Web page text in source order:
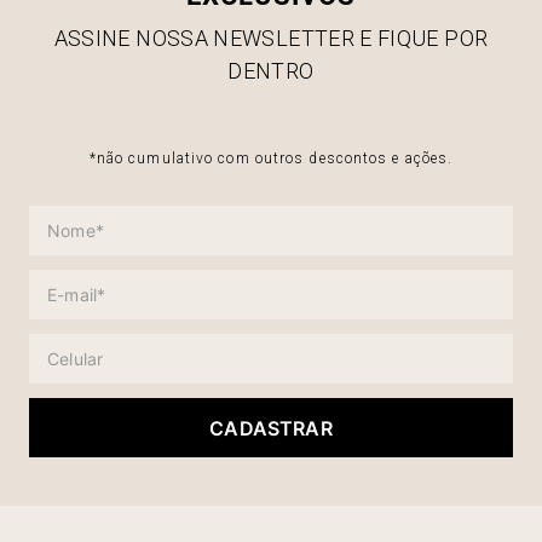
ASSINE NOSSA NEWSLETTER E FIQUE POR
DENTRO
*não cumulativo com outros descontos e ações.
CADASTRAR